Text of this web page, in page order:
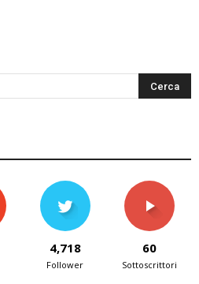
4,718
Follower
60
Sottoscrittori